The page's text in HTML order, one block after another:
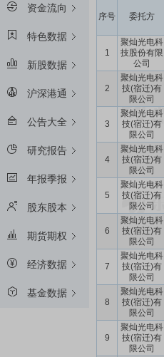
资金流向
特色数据
新股数据
沪深港通
公告大全
研究报告
年报季报
股东股本
期货期权
经济数据
基金数据
序号 委托方
1
聚灿光电科
技股份有限
公司
2
聚灿光电科
技(宿迁)有
限公司
3
聚灿光电科
技(宿迁)有
限公司
4
聚灿光电科
技(宿迁)有
限公司
5
聚灿光电科
技(宿迁)有
限公司
6
聚灿光电科
技(宿迁)有
限公司
7
聚灿光电科
技(宿迁)有
限公司
8
聚灿光电科
技(宿迁)有
限公司
9
聚灿光电科
技(宿迁)有
限公司